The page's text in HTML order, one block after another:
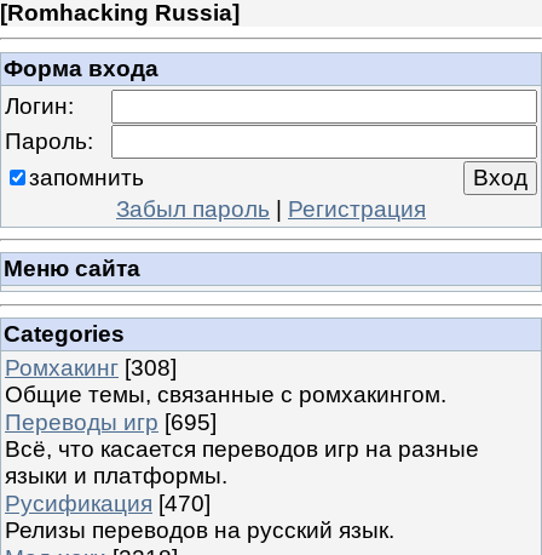
[Romhacking Russia]
Форма входа
Логин:
Пароль:
запомнить
Забыл пароль | Регистрация
Меню сайта
Categories
Ромхакинг [308]
Общие темы, связанные с ромхакингом.
Переводы игр [695]
Всё, что касается переводов игр на разные
языки и платформы.
Русификация [470]
Релизы переводов на русский язык.